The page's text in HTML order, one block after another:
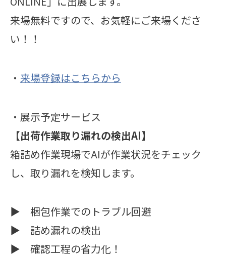
来場無料ですので、お気軽にご来場くださ
い！！
・ 来場登録はこちらから
・展示予定サービス
【出荷作業取り漏れの検出AI】
箱詰め作業現場でAIが作業状況をチェック
し、取り漏れを検知します。
▶︎ 梱包作業でのトラブル回避
▶︎ 詰め漏れの検出
▶︎ 確認工程の省力化！